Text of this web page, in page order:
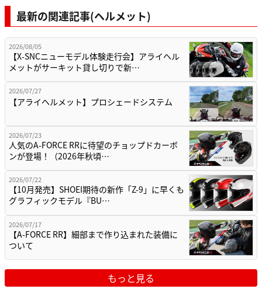
最新の関連記事(ヘルメット)
2026/08/05
【X-SNCニューモデル体験走行会】アライヘル
メットがサーキット貸し切りで新…
2026/07/27
【アライヘルメット】プロシェードシステム
2026/07/23
人気のA-FORCE RRに待望のチョップドカーボ
ンが登場！（2026年秋頃…
2026/07/22
【10月発売】SHOEI期待の新作「Z-9」に早くも
グラフィックモデル『BU…
2026/07/17
【A-FORCE RR】細部まで作り込まれた装備に
ついて
もっと見る